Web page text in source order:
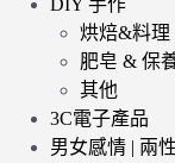
烘焙&料理
肥皂 & 保
其他
3C電子產品
男女感情 | 兩